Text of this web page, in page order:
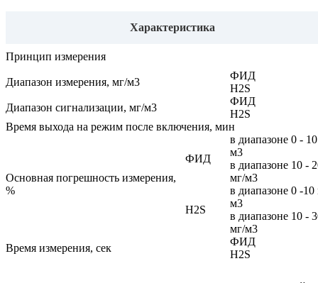
Характеристика
Принцип измерения
Диапазон измерения, мг/м3
ФИД
H2S
Диапазон сигнализации, мг/м3
ФИД
H2S
Время выхода на режим после включения, мин
Основная погрешность измерения,
%
ФИД
в диапазоне 0 -
м3
в диапазоне 10 -
мг/м3
H2S
в диапазоне 0 -10
м3
в диапазоне 10 -
мг/м3
Время измерения, сек
ФИД
H2S